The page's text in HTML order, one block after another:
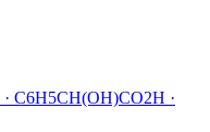
· C6H5CH(OH)CO2H ·